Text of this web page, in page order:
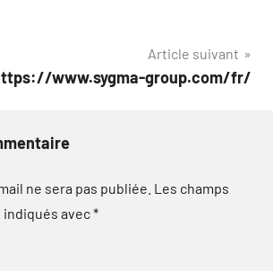
Article suivant
www.sygma-group.com/fr/
ne sera pas publiée. Les champs
avec*